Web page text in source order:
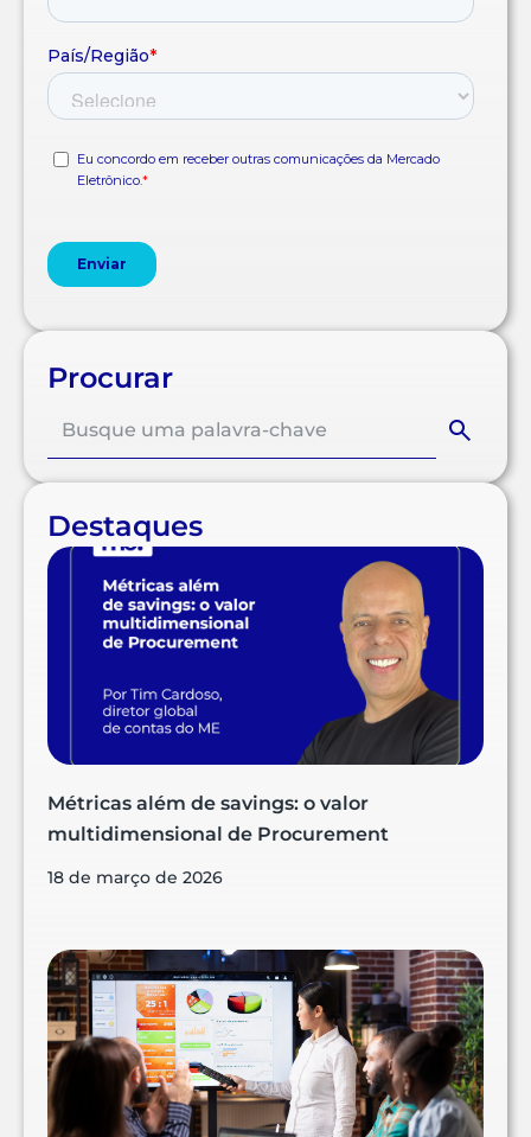
Procurar
Destaques
Métricas além de savings: o valor
multidimensional de Procurement
18 de março de 2026